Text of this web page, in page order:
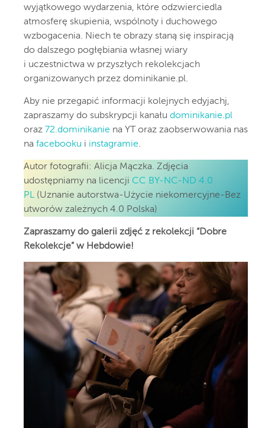
wyjątkowego wydarzenia, które odzwierciedla
atmosferę skupienia, wspólnoty i duchowego
wzbogacenia. Niech te obrazy staną się inspiracją
do dalszego pogłębiania własnej wiary
i uczestnictwa w przyszłych rekolekcjach
organizowanych przez dominikanie.pl.
Aby nie przegapić informacji kolejnych edyjachj,
zapraszamy do subskrypcji kanału dominikanie.pl
oraz 72.dominikanie na YT oraz zaobserwowania nas
na facebooku i instagramie.
Autor fotografii: Alicja Mączka. Zdjęcia
udostępniamy na licencji CC BY-NC-ND 4.0
PL (Uznanie autorstwa-Użycie niekomercyjne-Bez
utworów zależnych 4.0 Polska)
Zapraszamy do galerii zdjęć z rekolekcji “Dobre
Rekolekcje” w Hebdowie!